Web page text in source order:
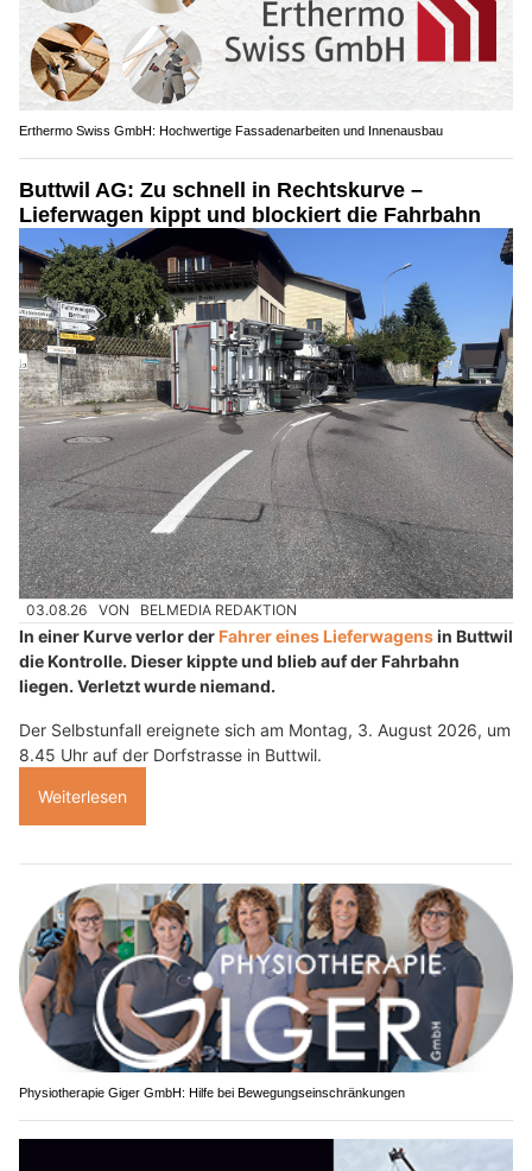
Erthermo Swiss GmbH: Hochwertige Fassadenarbeiten und Innenausbau
Buttwil AG: Zu schnell in Rechtskurve –
Lieferwagen kippt und blockiert die Fahrbahn
03.08.26 VON BELMEDIA REDAKTION
In einer Kurve verlor der Fahrer eines Lieferwagensin Buttwil
die Kontrolle. Dieser kippte und blieb auf der Fahrbahn
liegen. Verletzt wurde niemand.
Der Selbstunfall ereignete sich am Montag, 3. August 2026, um
8.45 Uhr auf der Dorfstrasse in Buttwil.
Weiterlesen
Physiotherapie Giger GmbH: Hilfe bei Bewegungseinschränkungen